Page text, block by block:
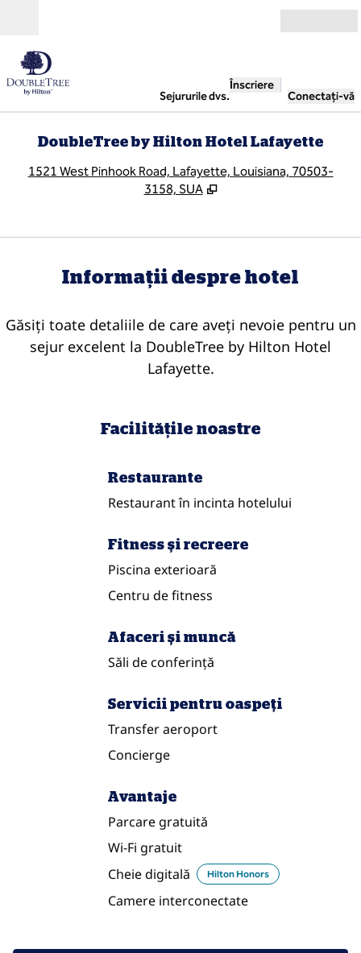
Sejururile dvs.
Înscriere
Conectați-vă
DoubleTree by Hilton Hotel Lafayette
1521 West Pinhook Road, Lafayette, Louisiana, 70503-
3158, SUA
Informații despre hotel
Găsiți toate detaliile de care aveți nevoie pentru un
sejur excelent la DoubleTree by Hilton Hotel
Lafayette.
Facilităţile noastre
Restaurante
Restaurant în incinta hotelului
Fitness şi recreere
Piscina exterioară
Centru de fitness
Afaceri și muncă
Săli de conferință
Servicii pentru oaspeți
Transfer aeroport
Concierge
Avantaje
Parcare gratuită
Wi-Fi gratuit
Cheie digitală
Hilton Honors
Camere interconectate